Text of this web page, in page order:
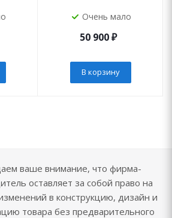
Очень мало
50 900₽
В корзину
ваше внимание, что фирма-
оставляет за собой право на
в конструкцию, дизайн и
товара без предварительного